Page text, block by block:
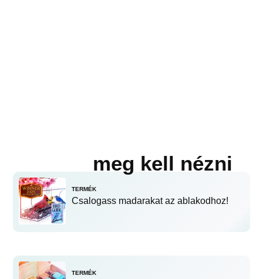
meg kell nézni
TERMÉK
Csalogass madarakat az ablakodhoz!
TERMÉK